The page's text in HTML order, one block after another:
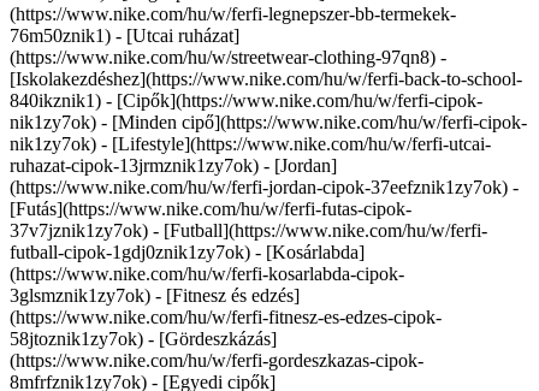
(https://www.nike.com/hu/w/ferfi-legnepszer-bb-termekek-
76m50znik1) - [Utcai ruházat]
(https://www.nike.com/hu/w/streetwear-clothing-97qn8) -
[Iskolakezdéshez](https://www.nike.com/hu/w/ferfi-back-to-school-
840ikznik1) - [Cipők](https://www.nike.com/hu/w/ferfi-cipok-
nik1zy7ok) - [Minden cipő](https://www.nike.com/hu/w/ferfi-cipok-
nik1zy7ok) - [Lifestyle](https://www.nike.com/hu/w/ferfi-utcai-
ruhazat-cipok-13jrmznik1zy7ok) - [Jordan]
(https://www.nike.com/hu/w/ferfi-jordan-cipok-37eefznik1zy7ok) -
[Futás](https://www.nike.com/hu/w/ferfi-futas-cipok-
37v7jznik1zy7ok) - [Futball](https://www.nike.com/hu/w/ferfi-
futball-cipok-1gdj0znik1zy7ok) - [Kosárlabda]
(https://www.nike.com/hu/w/ferfi-kosarlabda-cipok-
3glsmznik1zy7ok) - [Fitnesz és edzés]
(https://www.nike.com/hu/w/ferfi-fitnesz-es-edzes-cipok-
58jtoznik1zy7ok) - [Gördeszkázás]
(https://www.nike.com/hu/w/ferfi-gordeszkazas-cipok-
8mfrfznik1zy7ok) - [Egyedi cipők]